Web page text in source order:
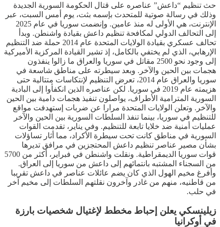
حث تنظيم “داعش” عناصره على قتال الحكومة السورية الجديدة
وذلك في رسالة صوتية للمتحدث بإسمه بثت، يوم أمس السبت، عبر
الإنترنت، هي الأولى له منذ عامين. وإنضمت سوريا في عام 2025
إلى التحالف الدولي لمكافحة تنظيم داعش بقيادة واشنطن. وبدأ
تحالف عسكري بقيادة الولايات المتحدة عام 2014 حملة ضد التنظيم
الإرهابي، الذي لم يختفي بالكامل، إذ تشير القيادة المركزية الأميركية
إلى وجود نحو 2500 مقاتل في سوريا والعراق ما زالوا ينفذون
هجمات بين الحين والآخر. وبعد سيطرته على مناطق شاسعة في
سوريا والعراق عام 2014، تعرض التنظيم لإنتكاسات متتالية حتى
هزيمته عام 2019 في سوريا. لكن عناصره الذين انكفأوا إلى البادية
السورية المترامية الأطراف، يواصلون تنفيذ هجمات دامية بين الحين
والآخر. وتعلن الولايات المتحدة مرارا عن ضربات إستهدفت مواقع
للتنظيم في سوريا، بينما تنفذ السلطات السورية بين الحين والآخر
عمليات أمنية ضد خلايا تابعة للتنظيم. وفي يناير، تقدمت القوات
السورية في مناطق كانت تحت سيطرة الأكراد، مما أثار تساؤلات
بشأن مصير عناصر تنظيم داعش المحتجزين في مرافق تديرها
قوات سوريا الديمقراطية. ونقلت واشنطن في فبراير، أكثر من 5700
من السجناء المشتبه بانتمائهم إلى داعش من سوريا إلى العراق.
وأفرغ مخيم الهول الذي كان يضم عائلات عناصر في داعش تقريبا
من قاطنيه، منهم من غادر وآخرون نقلتهم السلطات إلى مخيم آخر
في حلب.
زيلينسكي يعلن إحباط مخطط لإغتيال شخصيات بارزة
في أوكرانيا